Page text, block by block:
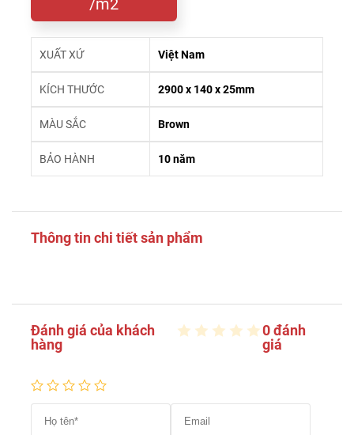
/m2
XUẤT XỨ Việt Nam
KÍCH THƯỚC 2900 x 140 x 25mm
MÀU SẮC Brown
BẢO HÀNH 10 năm
Thông tin chi tiết sản phẩm
Đánh giá của khách
hàng
0 đánh
giá